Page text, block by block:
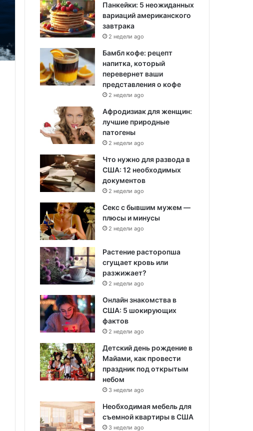
Панкейки: 5 неожиданных
вариаций американского
завтрака
2 недели ago
Бамбл кофе: рецепт
напитка, который
перевернет ваши
представления о кофе
2 недели ago
Афродизиак для женщин:
лучшие природные
патогены
2 недели ago
Что нужно для развода в
США: 12 необходимых
документов
2 недели ago
Секс с бывшим мужем —
плюсы и минусы
2 недели ago
Растение расторопша
сгущает кровь или
разжижает?
2 недели ago
Онлайн знакомства в
США: 5 шокирующих
фактов
2 недели ago
Детский день рождение в
Майами, как провести
праздник под открытым
небом
3 недели ago
Необходимая мебель для
съемной квартиры в США
3 недели ago